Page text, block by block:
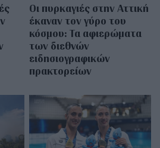
Οι πυρκαγιές στην Αττική
έκαναν τον γύρο του
κόσμου: Τα αφιερώματα
των διεθνών
ειδησιογραφικών
πρακτορείων